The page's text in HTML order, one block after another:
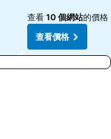
查看 10 個網站的價格
查看價格